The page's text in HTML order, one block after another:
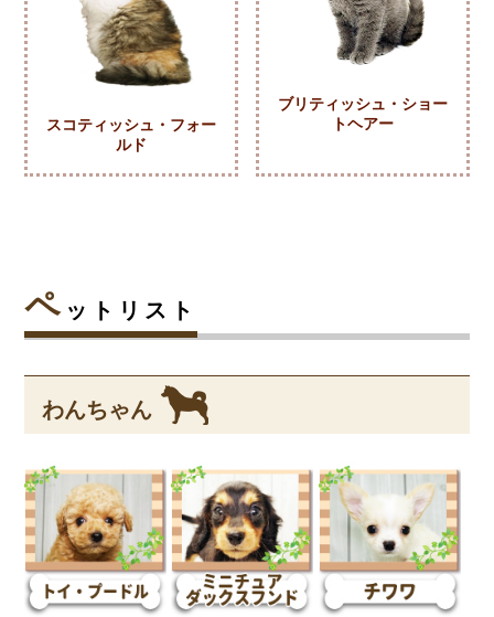
スコティッシュ・フォー
ルド
ブリティッシュ・ショー
トヘアー
ペ ットリスト
わんちゃん